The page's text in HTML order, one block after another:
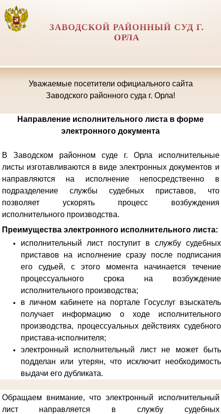
ЗАВОДСКОЙ РАЙОННЫЙ СУД Г.
ОРЛА
Уважаемые посетители официального сайта
Заводского районного суда г. Орла!
Направление исполнительного листа в форме
электронного документа
В Заводском районном суде г. Орла исполнительные
листы изготавливаются в виде электронных документов и
направляются на исполнение непосредственно в
подразделение службы судебных приставов, что
позволяет ускорять процесс возбуждения
исполнительного производства.
Преимущества электронного исполнительного листа:
исполнительный лист поступит в службу судебных
приставов на исполнение сразу после подписания
его судьей, с этого момента начинается течение
процессуального срока на возбуждение
исполнительного производства;
в личном кабинете на портале Госуслуг взыскатель
получает информацию о ходе исполнительного
производства, процессуальных действиях судебного
пристава-исполнителя;
электронный исполнительный лист не может быть
подделан или утерян, что исключит необходимость
выдачи его дубликата.
Обращаем внимание, что электронный исполнительный
лист направляется в службу судебных